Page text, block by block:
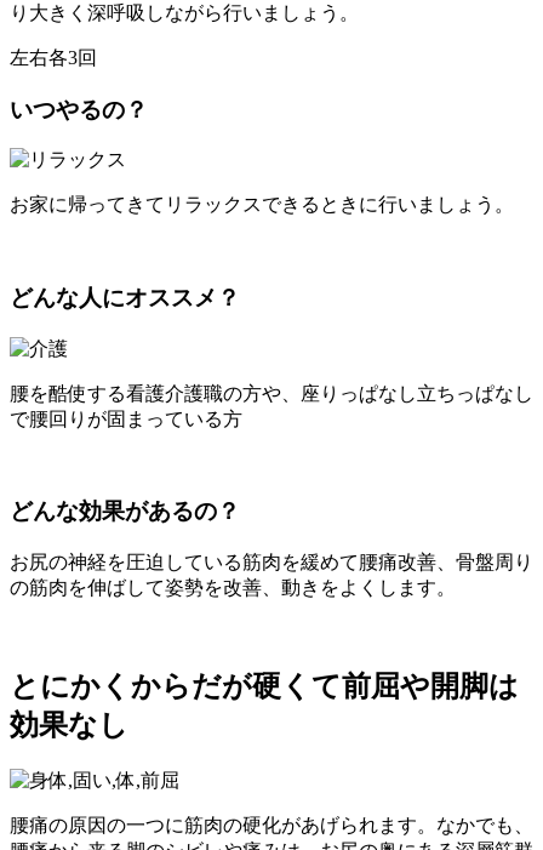
り大きく深呼吸しながら行いましょう。
左右各3回
いつやるの？
お家に帰ってきてリラックスできるときに行いましょう。
どんな人にオススメ？
腰を酷使する看護介護職の方や、座りっぱなし立ちっぱなし
で腰回りが固まっている方
どんな効果があるの？
お尻の神経を圧迫している筋肉を緩めて腰痛改善、骨盤周り
の筋肉を伸ばして姿勢を改善、動きをよくします。
とにかくからだが硬くて前屈や開脚は
効果なし
腰痛の原因の一つに筋肉の硬化があげられます。なかでも、